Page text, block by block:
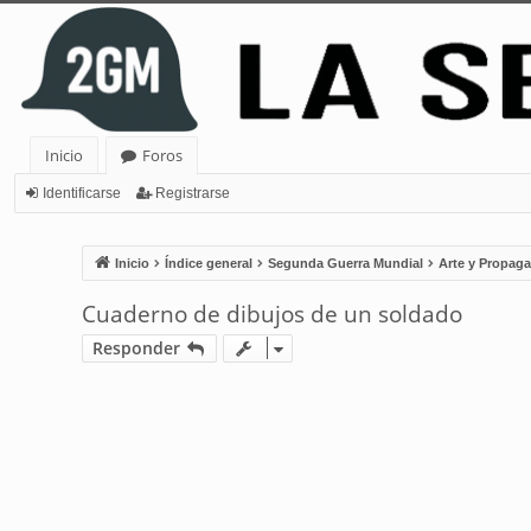
Inicio Foros
Identificarse Registrarse
Inicio Índice general Segunda Guerra Mundial Arte y
Cuaderno de dibujos de un soldado
Responder